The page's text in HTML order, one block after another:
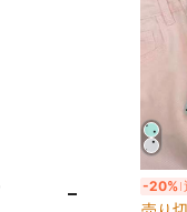
-20%
#6 ベ
売り